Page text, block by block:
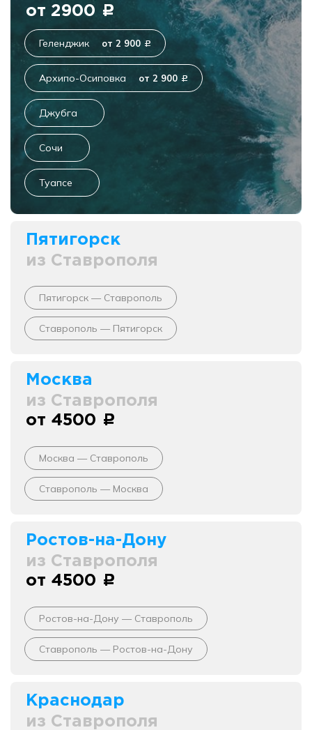
от 2900 c
Геленджик от 2 900 c
Архипо-Осиповка от 2 900 c
Джубга
Сочи
Туапсе
Пятигорск
из Ставрополя
Пятигорск — Ставрополь
Ставрополь — Пятигорск
Москва
из Ставрополя
от 4500 c
Москва — Ставрополь
Ставрополь — Москва
Ростов-на-Дону
из Ставрополя
от 4500 c
Ростов-на-Дону — Ставрополь
Ставрополь — Ростов-на-Дону
Краснодар
из Ставрополя